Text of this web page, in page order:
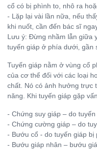
cổ có bị phình to, nhô ra
- Lặp lại vài lần nữa, nếu
khi nuốt, cần đến bác sĩ
Lưu ý: Đừng nhầm lẫn giữa
tuyến giáp ở phía dưới, gần
Tuyến giáp nằm ở vùng cổ
của cơ thể đối với các loại
chất. Nó có ảnh hưởng trực
năng. Khi tuyến giáp gặp
- Chứng suy giáp – do
- Chứng cường giáp – do
- Bướu cổ - do tuyến giáp bị
- Bướu giáp nhân – bướu